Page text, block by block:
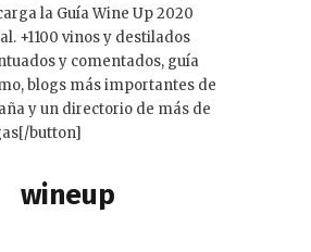
la Guía Wine Up 2020
+1100 vinos y destilados
y comentados, guía
blogs más importantes de
y un directorio de más de
button]
wineup